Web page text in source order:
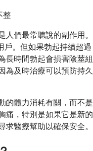
整
人們最常聽說的副作用。
戶。但如果勃起持續超過
長時間勃起會損害陰莖組
為及時治療可以預防持久
的體力消耗有關，而不是
痛，特別是如果它是新的
求醫療幫助以確保安全。